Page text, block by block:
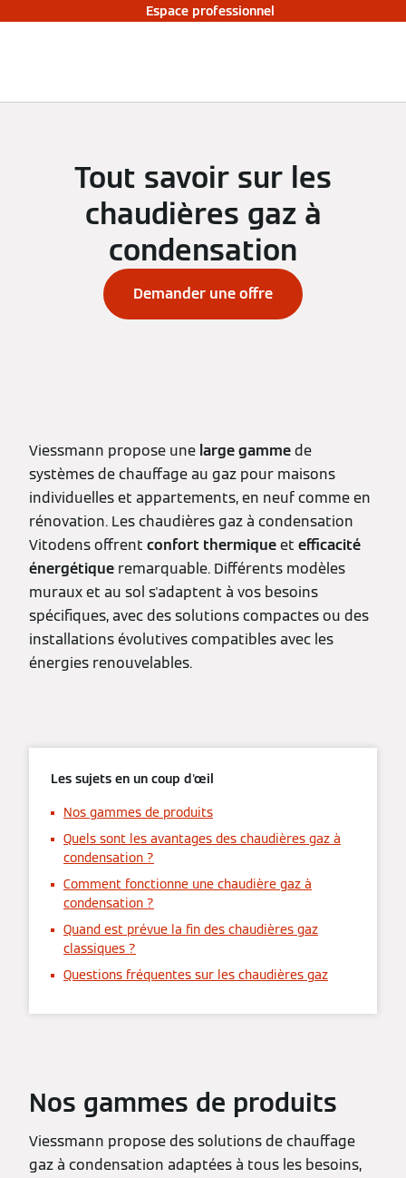
Espace professionnel
Tout savoir sur les
chaudières gaz à
condensation
Demander une offre
Viessmann propose une large gammede
systèmes de chauffage au gaz pour maisons
individuelles et appartements, en neuf comme en
rénovation. Les chaudières gaz à condensation
Vitodens offrent confort thermiqueet efficacité
énergétique remarquable. Différents modèles
muraux et au sol s'adaptent à vos besoins
spécifiques, avec des solutions compactes ou des
installations évolutives compatibles avec les
énergies renouvelables.
Les sujets en un coup d'œil
Nos gammes de produits
Quels sont les avantages des chaudières gaz à
condensation ?
Comment fonctionne une chaudière gaz à
condensation ?
Quand est prévue la fin des chaudières gaz
classiques ?
Questions fréquentes sur les chaudières gaz
Nos gammes de produits
Viessmann propose des solutions de chauffage
gaz à condensation adaptées à tous les besoins,